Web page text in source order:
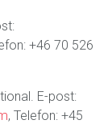
+46 70 526
E-post:
, Telefon: +45